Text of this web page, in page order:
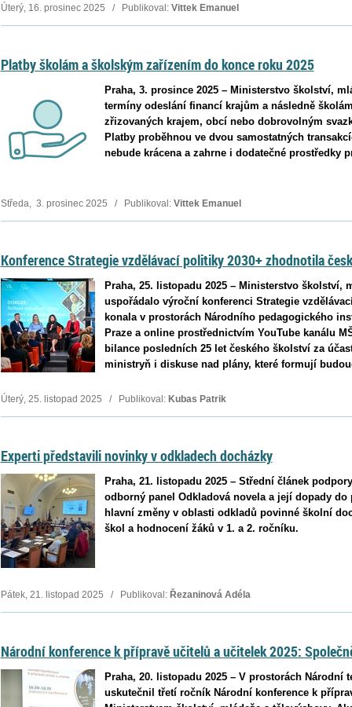
Úterý, 16. prosinec 2025 / Publikoval: Vittek Emanuel
Platby školám a školským zařízením do konce roku 2025
Praha, 3. prosince 2025 – Ministerstvo školství,
termíny odeslání financí krajům a následně
zřizovaných krajem, obcí nebo dobrovolným
Platby proběhnou ve dvou samostatných
nebude krácena a zahrne i dodatečné prostředky
Středa, 3. prosinec 2025 / Publikoval: Vittek Emanuel
Konference Strategie vzdělávací politiky 2030+ zhodnotila
Praha, 25. listopadu 2025 – Ministerstvo školství,
uspořádalo výroční konferenci Strategie
konala v prostorách Národního pedagogického
Praze a online prostřednictvím YouTube kanálu
bilance posledních 25 let českého školství za
ministryň i diskuse nad plány, které formují
Úterý, 25. listopad 2025 / Publikoval: Kubas Patrik
Experti představili novinky v odkladech docházky
Praha, 21. listopadu 2025 – Střední článek
odborný panel Odkladová novela a její dopady
hlavní změny v oblasti odkladů povinné školní
škol a hodnocení žáků v 1. a 2. ročníku.
Pátek, 21. listopad 2025 / Publikoval: Řezaninová Adéla
Národní konference k přípravě učitelů a učitelek 2025:
Praha, 20. listopadu 2025 – V prostorách Národní
uskutečnil třetí ročník Národní konference k